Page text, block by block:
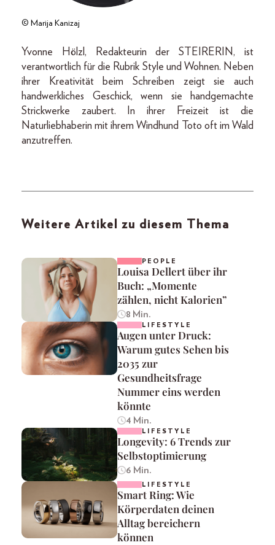
© Marija Kanizaj
Yvonne Hölzl, Redakteurin der STEIRERIN, ist
verantwortlich für die Rubrik Style und Wohnen. Neben
ihrer Kreativität beim Schreiben zeigt sie auch
handwerkliches Geschick, wenn sie handgemachte
Strickwerke zaubert. In ihrer Freizeit ist die
Naturliebhaberin mit ihrem Windhund Toto oft im Wald
anzutreffen.
Weitere Artikel zu diesem Thema
PEOPLE
Louisa Dellert über ihr
Buch: „Momente
zählen, nicht Kalorien”
8 Min.
LIFESTYLE
Augen unter Druck:
Warum gutes Sehen bis
2035 zur
Gesundheitsfrage
Nummer eins werden
könnte
4 Min.
LIFESTYLE
Longevity: 6 Trends zur
Selbstoptimierung
6 Min.
LIFESTYLE
Smart Ring: Wie
Körperdaten deinen
Alltag bereichern
können